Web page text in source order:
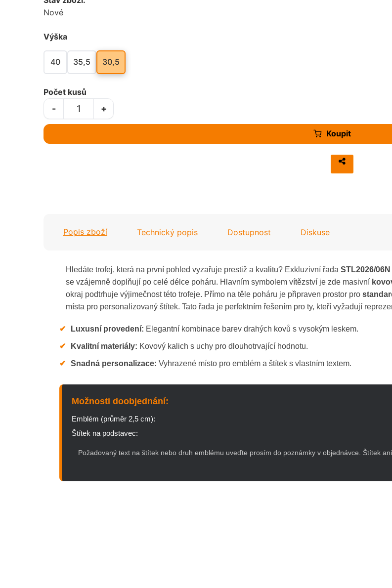
Nové
Výška
40 35,5 30,5
Koupit
Počet kusů
+
-
Popis zboží Technický popis Dostupnost Diskuse
Hledáte trofej, která na první pohled vyzařuje prestiž a kvalitu? Exkluzivní řada STL2026/06N
se vzájemně doplňují po celé délce poháru. Hlavním symbolem vítězství je zde masivní
okraj podtrhuje výjimečnost této trofeje. Přímo na těle poháru je připraven prostor pro
místa pro personalizovaný štítek. Tato řada je perfektním řešením pro ty, kteří vyžadují
✔ Luxusní provedení: Elegantní kombinace barev drahých kovů s vysokým leskem.
✔ Kvalitní materiály: Kovový kalich s uchy pro dlouhotrvající hodnotu.
✔ Snadná personalizace: Vyhrazené místo pro emblém a štítek s vlastním textem.
Možnosti doobjednání:
Emblém (průměr 2,5 cm):
Štítek na podstavec:
Požadovaný text na štítek nebo druh emblému uveďte prosím do poznámky v objednávce. Štítek